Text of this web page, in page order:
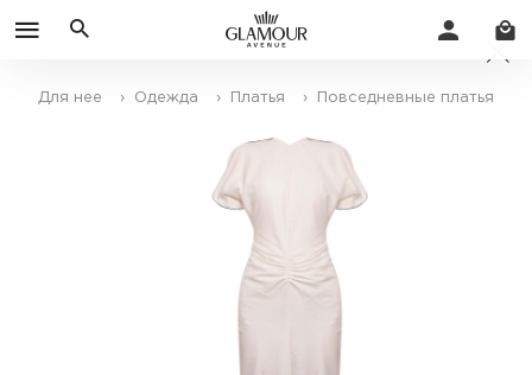
Для нее › Одежда › Платья › Повседневные платья